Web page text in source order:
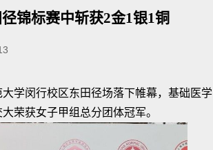
锦标赛中斩获2金1银1铜
学闵行校区东田径场落下帷幕，基础医学
荣获女子甲组总分团体冠军。